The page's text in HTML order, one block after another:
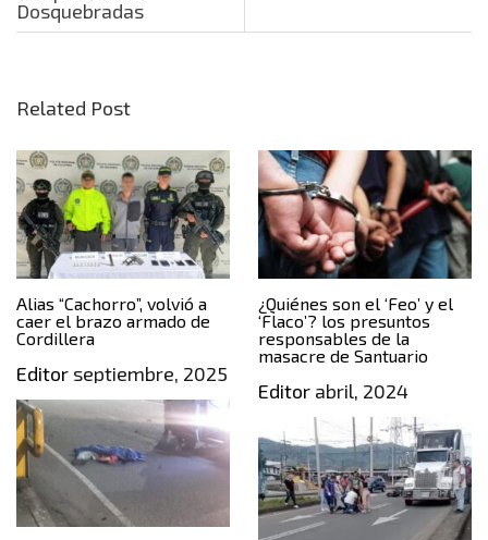
Dosquebradas
Related Post
Alias “Cachorro”, volvió a
caer el brazo armado de
Cordillera
Editor septiembre, 2025
¿Quiénes son el ‘Feo’ y el
‘Flaco’? los presuntos
responsables de la
masacre de Santuario
Editorabril, 2024